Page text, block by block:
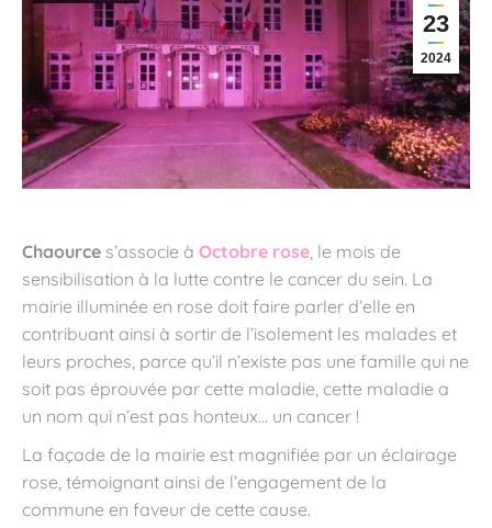
23
2024
Chaource s’associe à Octobre rose, le mois de
sensibilisation à la lutte contre le cancer du sein. La
mairie illuminée en rose doit faire parler d’elle en
contribuant ainsi à sortir de l’isolement les malades et
leurs proches, parce qu’il n’existe pas une famille qui ne
soit pas éprouvée par cette maladie, cette maladie a
un nom qui n’est pas honteux… un cancer !
La façade de la mairie est magnifiée par un éclairage
rose, témoignant ainsi de l’engagement de la
commune en faveur de cette cause.